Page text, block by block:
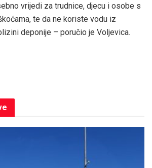
vrijedi za trudnice, djecu i osobe s
te da ne koriste vodu iz
deponije – poručio je Voljevica.